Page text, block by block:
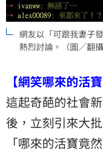
網友以「可跟我妻子
熱烈討論。（圖／翻攝
【網笑哪來的活
這起奇葩的社會
後，立刻引來大
「哪來的活寶竟